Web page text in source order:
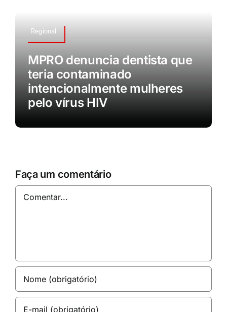
Regional
MPRO denuncia dentista que
teria contaminado
intencionalmente mulheres
pelo vírus HIV
Faça um comentário
Comentar